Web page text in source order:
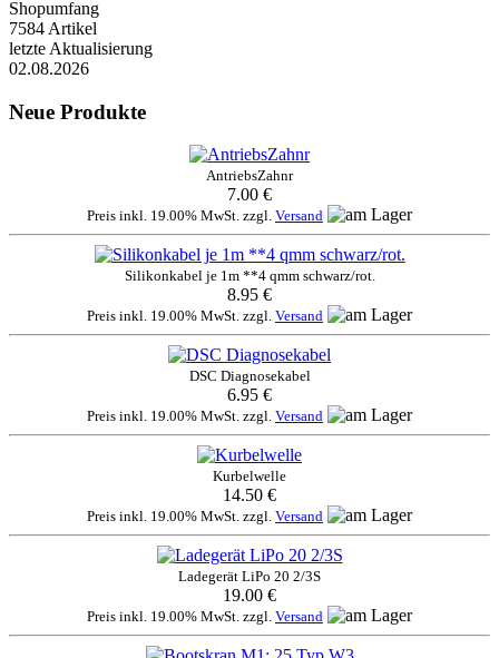
Shopumfang
7584 Artikel
letzte Aktualisierung
02.08.2026
Neue Produkte
AntriebsZahnr
7.00 €
Preis inkl. 19.00% MwSt. zzgl. Versand
Silikonkabel je 1m **4 qmm schwarz/rot.
8.95 €
Preis inkl. 19.00% MwSt. zzgl. Versand
DSC Diagnosekabel
6.95 €
Preis inkl. 19.00% MwSt. zzgl. Versand
Kurbelwelle
14.50 €
Preis inkl. 19.00% MwSt. zzgl. Versand
Ladegerät LiPo 20 2/3S
19.00 €
Preis inkl. 19.00% MwSt. zzgl. Versand